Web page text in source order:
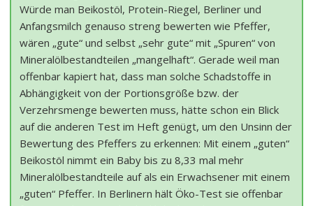
Würde man Beikostöl, Protein-Riegel, Berliner und
Anfangsmilch genauso streng bewerten wie Pfeffer,
wären „gute“ und selbst „sehr gute“ mit „Spuren“ von
Mineralölbestandteilen „mangelhaft“. Gerade weil man
offenbar kapiert hat, dass man solche Schadstoffe in
Abhängigkeit von der Portionsgröße bzw. der
Verzehrsmenge bewerten muss, hätte schon ein Blick
auf die anderen Test im Heft genügt, um den Unsinn der
Bewertung des Pfeffers zu erkennen: Mit einem „guten“
Beikostöl nimmt ein Baby bis zu 8,33 mal mehr
Mineralölbestandteile auf als ein Erwachsener mit einem
„guten“ Pfeffer. In Berlinern hält Öko-Test sie offenbar